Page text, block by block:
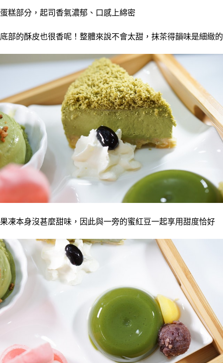
蛋糕部分，起司香氣濃郁、口感上綿密
底部的酥皮也很香呢！整體來說不會太甜，抹茶得韻味是細緻的
果凍本身沒甚麼甜味，因此與一旁的蜜紅豆一起享用甜度恰好